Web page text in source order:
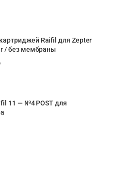
Raifil для Zepter
/ без мембраны
11 — №4 РOST для